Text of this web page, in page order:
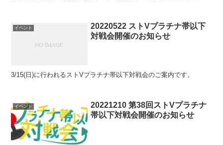
イベント
20220522 ストVプラチナ帯以下
対戦会開催のお知らせ
3/15(日)に行われるストVプラチナ帯以下対戦会のご案内です。
イベント
20221210 第38回ストVプラチナ
帯以下対戦会開催のお知らせ